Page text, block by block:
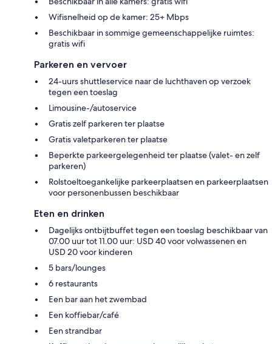
Wifisnelheid op de kamer: 25+ Mbps
Beschikbaar in sommige gemeenschappelijke ruimtes:
gratis wifi
Parkeren en vervoer
24-uurs shuttleservice naar de luchthaven op verzoek
tegen een toeslag
Limousine-/autoservice
Gratis zelf parkeren ter plaatse
Gratis valetparkeren ter plaatse
Beperkte parkeergelegenheid ter plaatse (valet- en zelf
parkeren)
Rolstoeltoegankelijke parkeerplaatsen en parkeerplaatsen
voor personenbussen beschikbaar
Eten en drinken
Dagelijks ontbijtbuffet tegen een toeslag beschikbaar van
07.00 uur tot 11.00 uur: USD 40 voor volwassenen en
USD 20 voor kinderen
5 bars/lounges
6 restaurants
Een bar aan het zwembad
Een koffiebar/café
Een strandbar